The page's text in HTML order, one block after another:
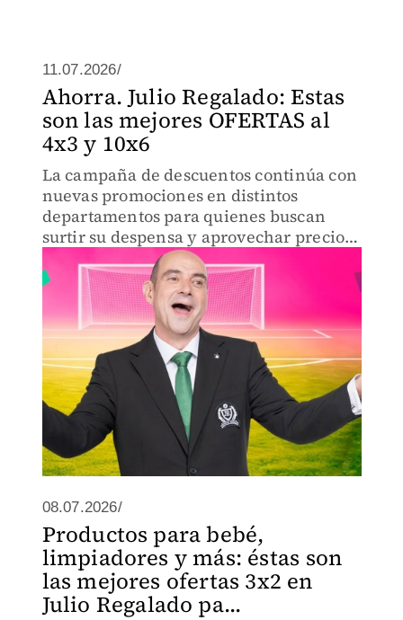
11.07.2026/
Ahorra. Julio Regalado: Estas
son las mejores OFERTAS al
4x3 y 10x6
La campaña de descuentos continúa con
nuevas promociones en distintos
departamentos para quienes buscan
surtir su despensa y aprovechar precios
especiales.
08.07.2026/
Productos para bebé,
limpiadores y más: éstas son
las mejores ofertas 3x2 en
Julio Regalado pa...